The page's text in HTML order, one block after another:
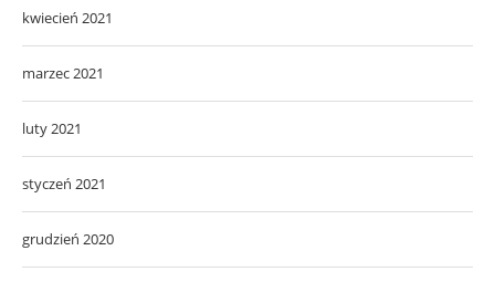
kwiecień 2021
marzec 2021
luty 2021
styczeń 2021
grudzień 2020